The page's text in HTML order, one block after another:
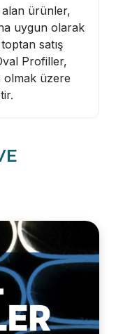
ürünler,
uygun olarak
satış
Profiller,
olmak üzere